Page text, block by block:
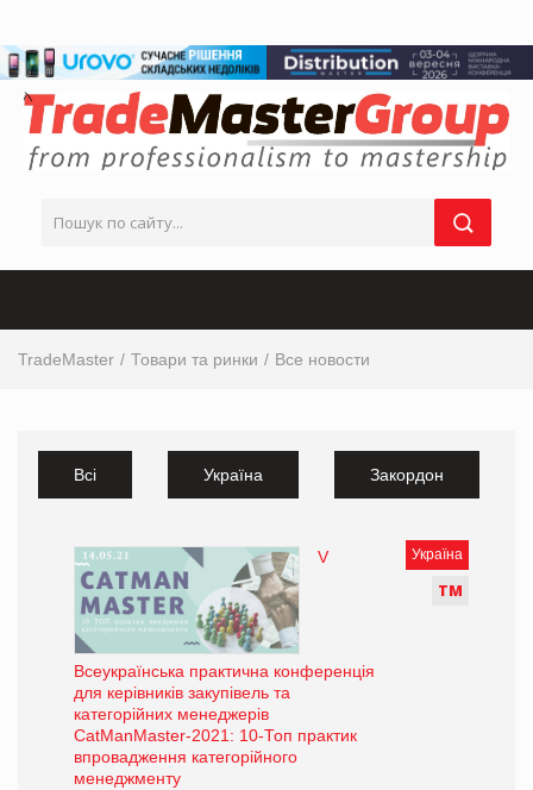
TradeMaster Товари та ринки Все новости
Всі Україна Закордон
Україна
ТМ
V
Всеукраїнська практична конференція
для керівників закупівель та
категорійних менеджерів
CatManMaster-2021: 10-Топ практик
впровадження категорійного
менеджменту